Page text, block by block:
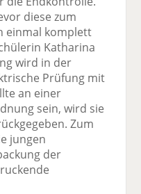
diese zum
einmal komplett
Katharina
wird in der
Prüfung mit
an einer
sein, wird sie
Zum
jungen
der